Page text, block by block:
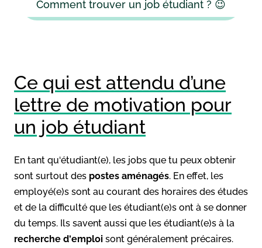
Comment trouver un job étudiant ? 😉
Ce qui est attendu d’une
lettre de motivation pour
un job étudiant
En tant qu‘étudiant(e), les jobs que tu peux obtenir
sont surtout des postes aménagés. En effet, les
employé(e)s sont au courant des horaires des études
et de la difficulté que les étudiant(e)s ont à se donner
du temps. Ils savent aussi que les étudiant(e)s à la
recherche d‘emploi sont généralement précaires.